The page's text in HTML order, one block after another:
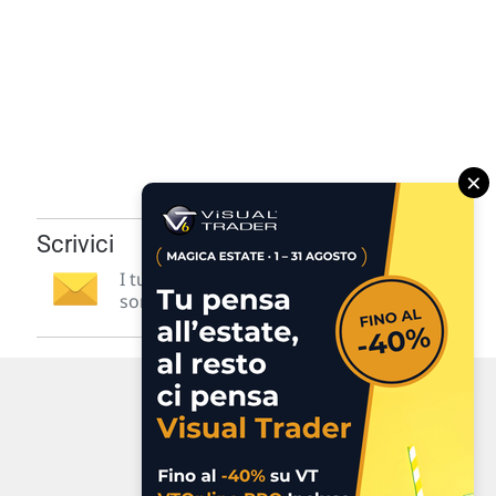
Scrivici
I tuoi suggerimenti per noi
sono preziosi e molto utili! »
×